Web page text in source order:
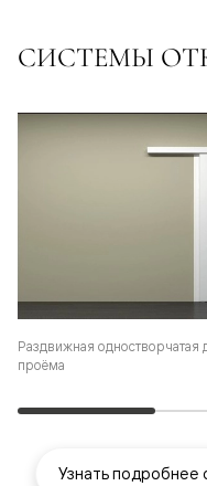
СИСТЕМЫ
Раздвижная
проёма
Узнать подробнее